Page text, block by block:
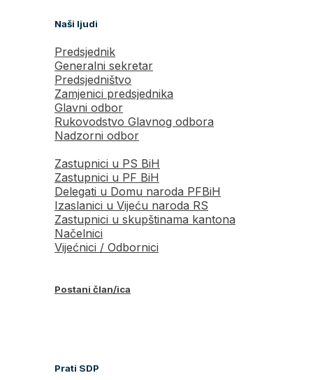
Naši ljudi
Predsjednik
Generalni sekretar
Predsjedništvo
Zamjenici predsjednika
Glavni odbor
Rukovodstvo Glavnog odbora
Nadzorni odbor
Zastupnici u PS BiH
Zastupnici u PF BiH
Delegati u Domu naroda PFBiH
Izaslanici u Vijeću naroda RS
Zastupnici u skupštinama kantona
Načelnici
Vijećnici / Odbornici
Postani član/ica
Prati SDP